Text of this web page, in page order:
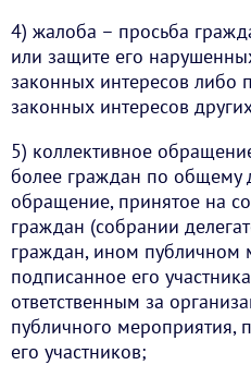
4) жалоба – просьба
или защите его
законных интересов либо
законных интересов
5) коллективное
более граждан по общему
обращение, принятое на
граждан (собрании
граждан, ином публичном
подписанное его
ответственным за
публичного
его участников;